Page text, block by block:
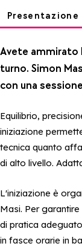
Presentazione
Avete
turno. Simon
con una
Equilibrio,
iniziazione
tecnica quanto
di alto livello.
L'iniziazione è
Masi. Per
di pratica
in fasce orarie in